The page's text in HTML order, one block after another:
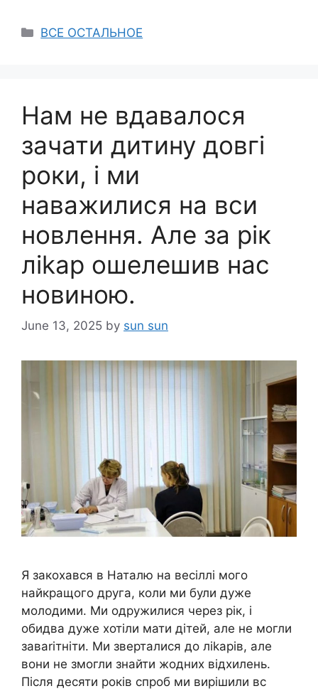
Categories
ВСЕ ОСТАЛЬНОЕ
Нам не вдавалося
зачати дитину довгі
роки, і ми
наважилися на вси
новлення. Але за рік
ліkар ошелешив нас
новиною.
June 13, 2025 by sun sun
Я закохався в Наталю на весіллі мого
найкращого друга, коли ми були дуже
молодими. Ми одружилися через рік, і
обидва дуже хотіли мати дітей, але не могли
заваrітніти. Ми зверталися до ліkарів, але
вони не змогли знайти жодних відхилень.
Після десяти років спроб ми вирішили вс